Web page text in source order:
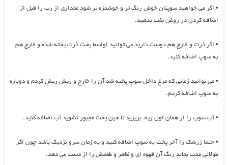
•اگر می خواهید سوپتان خوش رنگ تر و خوشمزه تر شود مقداری از رب را قبل از
اضافه کردن در روغن تفت بدهید.
•اگر ذرت و قارچ هم دوست دارید می توانید اواسط پخت ذرت پخته شده و قارچ هم
به سوپ اضافه کنید.
•می توانید زمانی که مرغ داخل سوپ پخته شد آن را خارج و ریش ریش کردم و دوباره
به سوپ اضافه کردم.
•آب سوپ را از همان اول زیاد بریزید تا حین پخت مجبور نشوید آب اضافه کنید.
•حتما زرشک را آخر پخت به سوپ اضافه کنید و به زمان سرو نزدیک باشد چون اگر
طولانی مدت بماند رنگ آن قهوه ای و ظاهر و طعمش را از دست می دهد.